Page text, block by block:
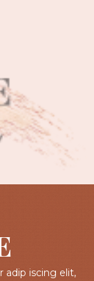
adip iscing elit,